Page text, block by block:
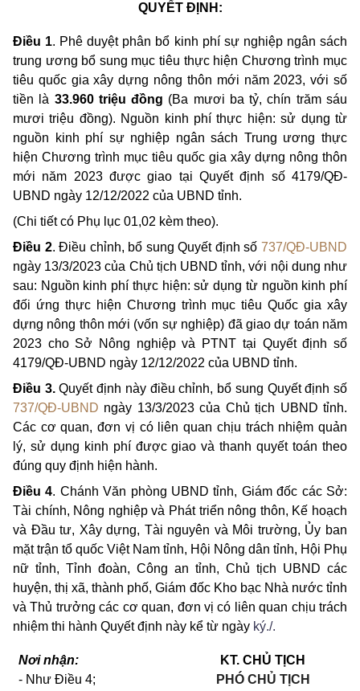
QUYẾT ĐỊNH:
Điều 1. Phê duyệt phân bổ kinh phí sự nghiệp ngân sách
trung ương bổ sung mục tiêu thực hiện Chương trình mục
tiêu quốc gia xây dựng nông thôn mới năm 2023, với số
tiền là 33.960 triệu đồng (Ba mươi ba tỷ, chín trăm sáu
mươi triệu đồng). Nguồn kinh phíthực hiện: sử dụng từ
nguồn kinh phí sự nghiệp ngân sách Trung ương thực
hiện Chương trình mục tiêu quốc gia xây dựng nông thôn
mới năm 2023 được giao tại Quyết định số 4179/QĐ-
UBND ngày 12/12/2022 của UBND tỉnh.
(Chi tiết có Phụ lục 01,02 kèm theo).
Điều 2. Điều chỉnh, bổ sung Quyết định số737/QĐ-UBND
ngày 13/3/2023 của Chủ tịch UBND tỉnh, với nội dung như
sau: Nguồn kinh phí thực hiện: sử dụng từ nguồn kinh phí
đối ứng thực hiện Chương trình mục tiêu Quốc gia xây
dựng nông thôn mới (vốn sự nghiệp) đã giao dự toán năm
2023 cho Sở Nông nghiệp và PTNT tại Quyết định số
4179/QĐ-UBND ngày 12/12/2022 của UBND tỉnh.
Điều 3.Quyết định này điều chỉnh, bổ sung Quyết định số
737/QĐ-UBND ngày 13/3/2023 của Chủ tịch UBND tỉnh.
Các cơ quan, đơn vị có liên quan chịu trách nhiệm quản
lý, sử dụng kinh phí được giao và thanh quyết toán theo
đúng quy định hiện hành.
Điều 4. Chánh Văn phòng UBND tỉnh, Giám đốc các Sở:
Tài chính, Nông nghiệp và Phát triển nông thôn, Kế hoạch
và Đầu tư, Xây dựng, Tài nguyên và Môi trường, Ủy ban
mặt trận tổ quốc Việt Nam tỉnh, Hội Nông dân tỉnh, Hội Phụ
nữ tỉnh, Tỉnh đoàn, Công an tỉnh, Chủ tịch UBND các
huyện, thị xã, thành phố, Giám đốc Kho bạc Nhà nước tỉnh
và Thủ trưởng các cơ quan, đơn vị có liên quan chịu trách
nhiệm thi hành Quyết định này kể từ ngày ký./.
Nơi nhận:
- Như Điều 4;
KT. CHỦ TỊCH
PHÓ CHỦ TỊCH